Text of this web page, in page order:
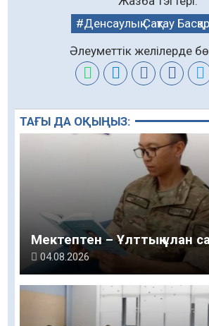
Денсаулық Сақтау
Әлеуметтік желілерде
ТАҒЫ ДА ОҚЫҢЫЗ:
Мектептен – Ұлттық ұлан
04.08.2026